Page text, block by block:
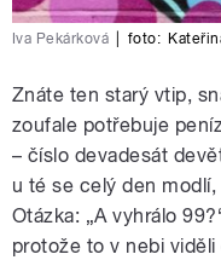
Iva Pekárková foto:
Znáte ten starý vtip,
zoufale potřebuje
– číslo devadesát
u té se celý den
Otázka: „A vyhrálo
protože to v nebi viděli